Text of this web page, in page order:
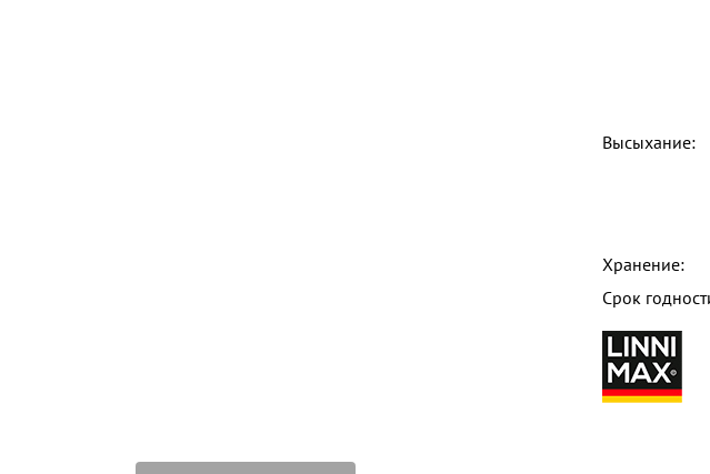
Высыхание:
Хранение:
Срок